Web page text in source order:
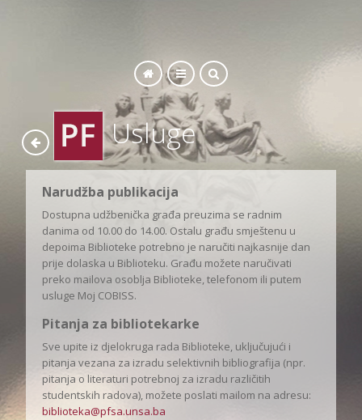
Usluge
Narudžba publikacija
Dostupna udžbenička građa preuzima se radnim
danima od 10.00 do 14.00. Ostalu građu smještenu u
depoima Biblioteke potrebno je naručiti najkasnije dan
prije dolaska u Biblioteku. Građu možete naručivati
preko mailova osoblja Biblioteke, telefonom ili putem
usluge Moj COBISS.
Pitanja za bibliotekarke
Sve upite iz djelokruga rada Biblioteke, uključujući i
pitanja vezana za izradu selektivnih bibliografija (npr.
pitanja o literaturi potrebnoj za izradu različitih
studentskih radova), možete poslati mailom na adresu:
biblioteka@pfsa.unsa.ba